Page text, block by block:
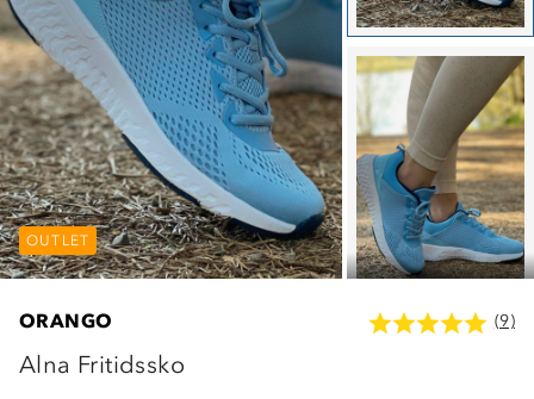
OUTLET OUTLET
OUTLET
ORANGO (9)
Alna Fritidssko